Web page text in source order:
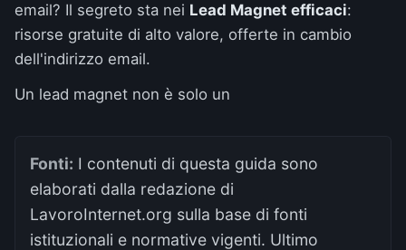
email? Il segreto sta nei Lead Magnet efficaci:
risorse gratuite di alto valore, offerte in cambio
dell'indirizzo email.
Un lead magnet non è solo un
Fonti: I contenuti di questa guida sono
elaborati dalla redazione di
LavoroInternet.org sulla base di fonti
istituzionali e normative vigenti. Ultimo